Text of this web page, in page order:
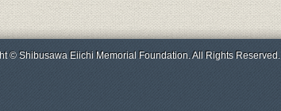
© Shibusawa Eiichi Memorial Foundation. All Rights Reserved.